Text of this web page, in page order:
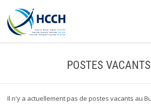
POSTES VACANTS
Il n'y a actuellement pas de postes vacants au